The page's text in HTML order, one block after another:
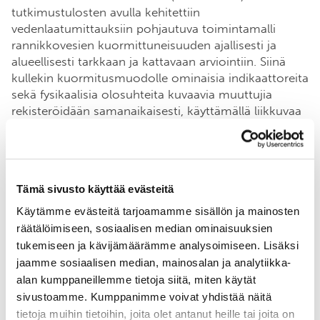
Tämä sivusto käyttää evästeitä
Käytämme evästeitä tarjoamamme sisällön ja mainosten
räätälöimiseen, sosiaalisen median ominaisuuksien
tukemiseen ja kävijämäärämme analysoimiseen. Lisäksi
jaamme sosiaalisen median, mainosalan ja analytiikka-
alan kumppaneillemme tietoja siitä, miten käytät
sivustoamme. Kumppanimme voivat yhdistää näitä
tietoja muihin tietoihin, joita olet antanut heille tai joita on
tutkimustulosten avulla kehitettiin
vedenlaatumittauksiin pohjautuva toimintamalli
rannikkovesien kuormittuneisuuden ajallisesti ja
alueellisesti tarkkaan ja kattavaan arviointiin. Siinä
kullekin kuormitusmuodolle ominaisia indikaattoreita
sekä fysikaalisia olosuhteita kuvaavia muuttujia
rekisteröidään samanaikaisesti, käyttämällä liikkuvaa
ja jatkuvatoimista mittausjärjestelmää. Valituille
indikaattoreille voidaan näin määrittää luontaisen
ympäristövaihtelun saumattomasti kattavat viitearvot
taustamuuttujien kuten sadannan ja sekoittumisen
aiheuttamaa harhaa saadaan tällä tavoin vähennettyä
oleellisesti, ja vesien kuormittuneisuutta voidaan
arvioida käyttötarkoituksen mukaan valittavalla
ajallisella ja paikallisella resoluutiolla.
Tätä Coastrider-menetelmää on käytetty Hangon ja
Raaseporin rannikkovesissä vuodesta 2018 lähtien